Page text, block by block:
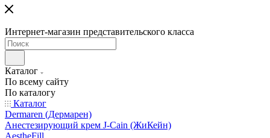
Интернет-магазин представительского класса
Каталог
По всему сайту
По каталогу
Каталог
Dermaren (Дермарен)
Анестезирующий крем J-Cain (ЖиКейн)
AestheFill